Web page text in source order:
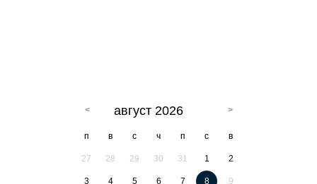
август 2026
п в с ч п с в
27 28 29 30 31 1 2
3 4 5 6 7 8 9